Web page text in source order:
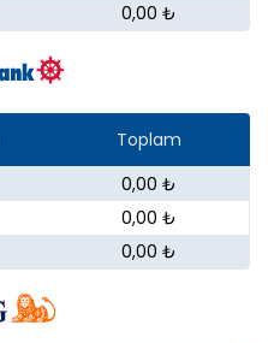
0,00 ₺
Toplam
0,00 ₺
0,00 ₺
0,00 ₺